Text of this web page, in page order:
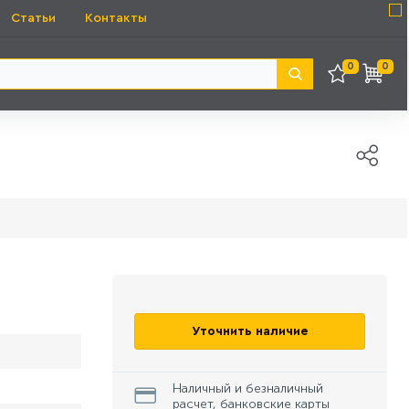
Статьи Контакты
0 0
Уточнить наличие
Наличный и безналичный
расчет, банковские карты